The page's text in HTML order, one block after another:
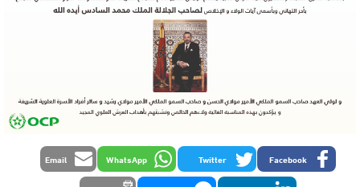
Facebook
Twitter
WhatsApp
Email